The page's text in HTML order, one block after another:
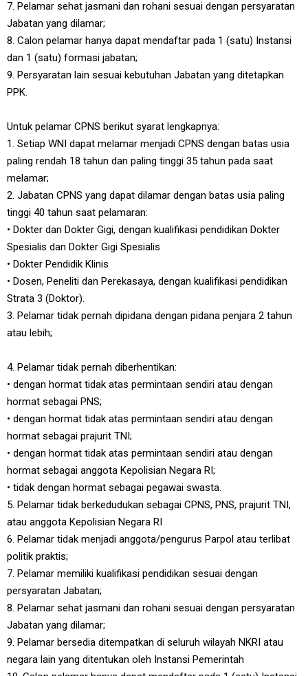
7. Pelamar sehat jasmani dan rohani sesuai dengan persyaratan
Jabatan yang dilamar;
8. Calon pelamar hanya dapat mendaftar pada 1 (satu) Instansi
dan 1 (satu) formasi jabatan;
9. Persyaratan lain sesuai kebutuhan Jabatan yang ditetapkan
PPK.
Untuk pelamar CPNS berikut syarat lengkapnya:
1. Setiap WNI dapat melamar menjadi CPNS dengan batas usia
paling rendah 18 tahun dan paling tinggi 35 tahun pada saat
melamar;
2. Jabatan CPNS yang dapat dilamar dengan batas usia paling
tinggi 40 tahun saat pelamaran:
• Dokter dan Dokter Gigi, dengan kualifikasi pendidikan Dokter
Spesialis dan Dokter Gigi Spesialis
• Dokter Pendidik Klinis
• Dosen, Peneliti dan Perekasaya, dengan kualifikasi pendidikan
Strata 3 (Doktor).
3. Pelamar tidak pernah dipidana dengan pidana penjara 2 tahun
atau lebih;
4. Pelamar tidak pernah diberhentikan:
• dengan hormat tidak atas permintaan sendiri atau dengan
hormat sebagai PNS;
• dengan hormat tidak atas permintaan sendiri atau dengan
hormat sebagai prajurit TNI;
• dengan hormat tidak atas permintaan sendiri atau dengan
hormat sebagai anggota Kepolisian Negara RI;
• tidak dengan hormat sebagai pegawai swasta.
5. Pelamar tidak berkedudukan sebagai CPNS, PNS, prajurit TNI,
atau anggota Kepolisian Negara RI
6. Pelamar tidak menjadi anggota/pengurus Parpol atau terlibat
politik praktis;
7. Pelamar memiliki kualifikasi pendidikan sesuai dengan
persyaratan Jabatan;
8. Pelamar sehat jasmani dan rohani sesuai dengan persyaratan
Jabatan yang dilamar;
9. Pelamar bersedia ditempatkan di seluruh wilayah NKRI atau
negara lain yang ditentukan oleh Instansi Pemerintah